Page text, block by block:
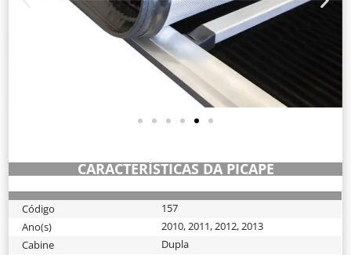
CARACTERÍSTICAS DA PICAPE
Código
157
Ano(s)
2010,2011,2012,2013
Cabine
Dupla